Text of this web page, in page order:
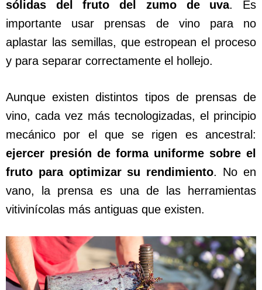
sólidas del fruto del zumo de uva. Es
importante usar prensas de vino para no
aplastar las semillas, que estropean el proceso
y para separar correctamente el hollejo.
Aunque existen distintos tipos de prensas de
vino, cada vez más tecnologizadas, el principio
mecánico por el que se rigen es ancestral:
ejercer presión de forma uniforme sobre el
fruto para optimizar su rendimiento. No en
vano, la prensa es una de las herramientas
vitivinícolas más antiguas que existen.